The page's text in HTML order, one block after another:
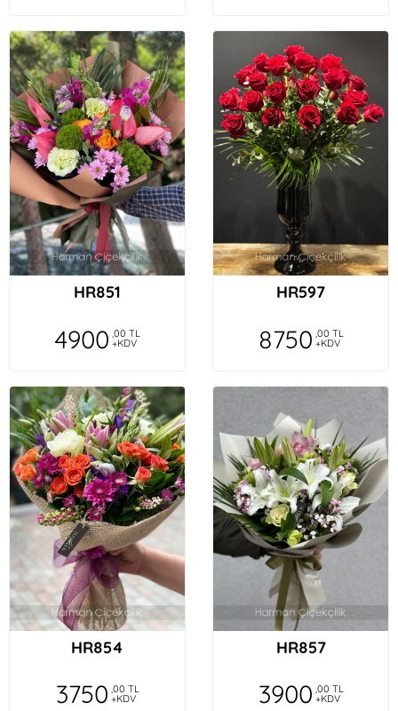
HR851
4900 ,00 TL
+KDV
HR597
8750 ,00 TL
+KDV
HR854
3750 ,00 TL
+KDV
HR857
3900 ,00 TL
+KDV